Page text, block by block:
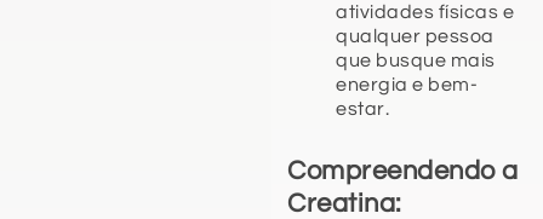
atividades físicas e
qualquer pessoa
que busque mais
energia e bem-
estar.
Compreendendo a
Creatina: